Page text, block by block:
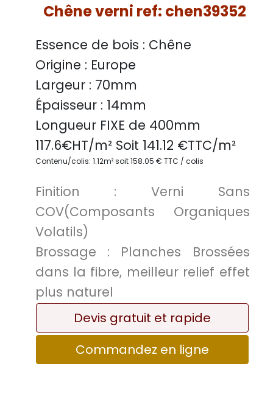
Chêne verni ref: chen39352
Essence de bois : Chêne
Origine : Europe
Largeur : 70mm
Épaisseur : 14mm
Longueur FIXE de 400mm
117.6€HT/m² Soit 141.12 €TTC/m²
Contenu/colis: 1.12m² soit 158.05 € TTC / colis
Finition : Verni Sans
COV(Composants Organiques
Volatils)
Brossage : Planches Brossées
dans la fibre, meilleur relief effet
plus naturel
Devis gratuit et rapide
Commandez en ligne